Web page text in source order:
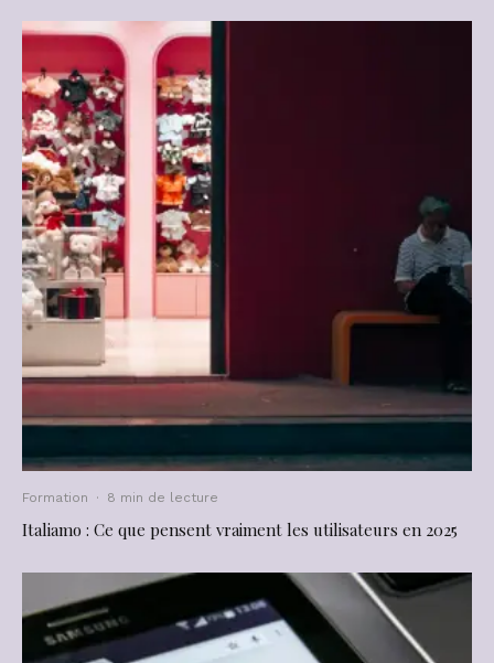
Formation · 8 min de lecture
Italiamo : Ce que pensent vraiment les utilisateurs en 2025